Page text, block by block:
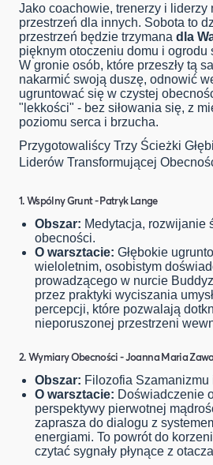
Jako coachowie, trenerzy i liderzy
przestrzeń dla innych. Sobota to
przestrzeń będzie trzymana dla
pięknym otoczeniu domu i ogrodu
W gronie osób, które przeszły tą
nakarmić swoją duszę, odnowić
ugruntować się w czystej
"lekkości" - bez siłowania się, z
poziomu serca i brzucha.
Przygotowaliścy Trzy Ścieżki
Liderów Transformującej
1. Wspólny Grunt - Patryk Lange
Obszar: Medytacja, rozwijanie
obecności.
O warsztacie: Głębokie
wieloletnim, osobistym
prowadzącego w nurcie
przez praktyki wyciszania
percepcji, które pozwalają
nieporuszonej przestrzeni
2. Wymiary Obecności - Joanna Maria
Obszar: Filozofia Szamanizmu
O warsztacie: Doświadczenie
perspektywy pierwotnej
zaprasza do dialogu z
energiami. To powrót do
czytać sygnały płynące z